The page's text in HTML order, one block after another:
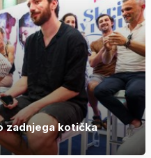
zadnjega kotička